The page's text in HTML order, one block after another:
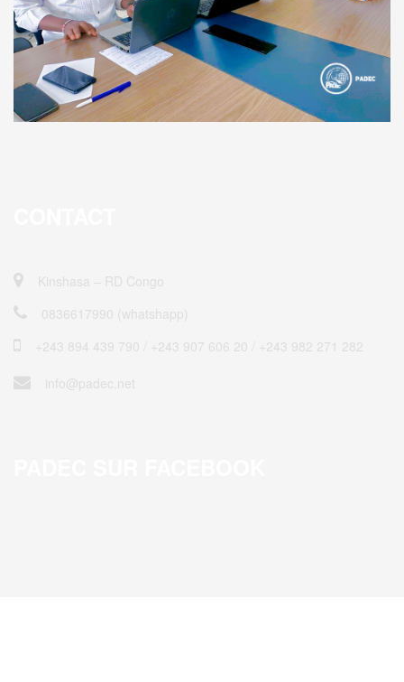
Kinshasa – RD Congo
0836617990 (whatshapp)
+243 894 439 790 / ‎+243 907 606 20 / +243 982 271 282
info@padec.net